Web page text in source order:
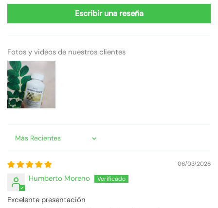
Escribir una reseña
Fotos y videos de nuestros clientes
Sort by
06/03/2026
Humberto Moreno
Excelente presentación